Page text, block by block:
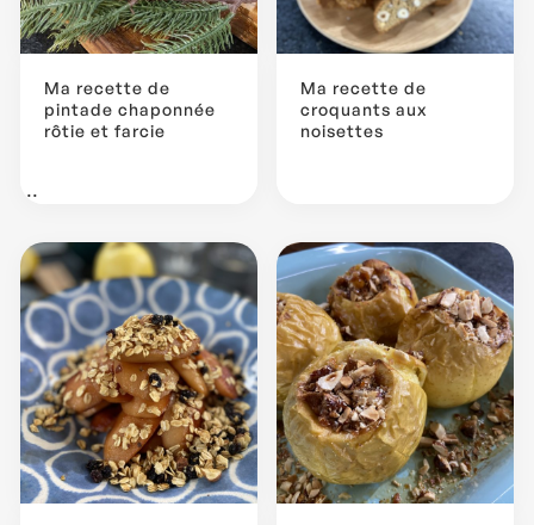
Ma recette de
pintade chaponnée
rôtie et farcie
...
Ma recette de
croquants aux
noisettes